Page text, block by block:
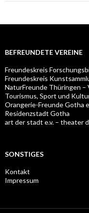
BEFREUNDETE VEREINE
Freundeskreis
Freundeskreis
NaturFreunde Thüringen
Tourismus, Sport und
Orangerie-Freunde Gotha
Residenzstadt Gotha
art der stadt e.v. – theater
SONSTIGES
Kontakt
Impressum